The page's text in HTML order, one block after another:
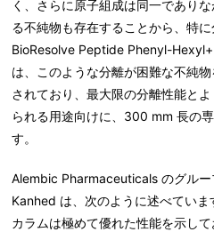
く、さらに原子組成は同一であり
る不純物も存在することから、特に
BioResolve Peptide Phenyl-
は、このような分離が困難な不純
されており、最大限の分離性能と
られる用途向けに、300 mm 長の
す。
Alembic Pharmaceuticals のグル
Kanhed は、次のように述べてい
カラムは極めて優れた性能を示し